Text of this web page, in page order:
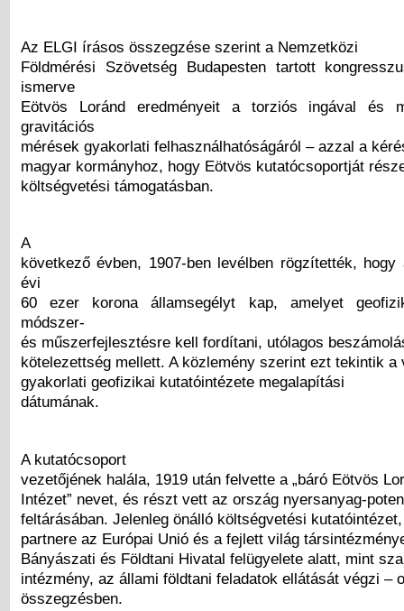
Az ELGI írásos összegzése szerint a Nemzetközi
Földmérési Szövetség Budapesten tartott
ismerve
Eötvös Loránd eredményeit a torziós ingával és
gravitációs
mérések gyakorlati felhasználhatóságáról – azzal a
magyar kormányhoz, hogy Eötvös kutatócsoportját
költségvetési támogatásban.
A
következő évben, 1907-ben levélben rögzítették, hogy
évi
60 ezer korona államsegélyt kap, amelyet
módszer-
és műszerfejlesztésre kell fordítani, utólagos
kötelezettség mellett. A közlemény szerint ezt tekintik a
gyakorlati geofizikai kutatóintézete megalapítási
dátumának.
A kutatócsoport
vezetőjének halála, 1919 után felvette a „báró Eötvös
Intézet” nevet, és részt vett az ország nyersanyag-
feltárásában. Jelenleg önálló költségvetési
partnere az Európai Unió és a fejlett világ
Bányászati és Földtani Hivatal felügyelete alatt, mint
intézmény, az állami földtani feladatok ellátását végzi –
összegzésben.